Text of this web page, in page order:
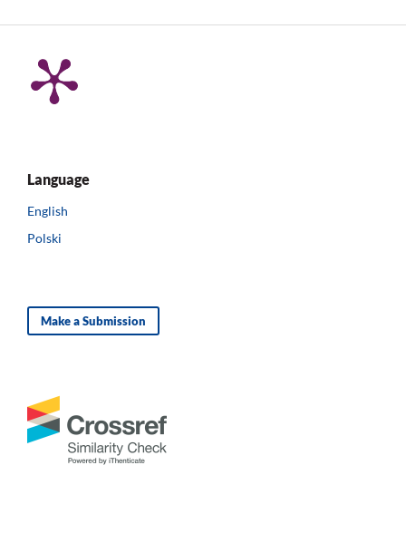
Language
English
Polski
Make a Submission